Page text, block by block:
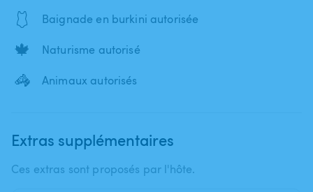
🩱 Baignade en burkini autorisée
🍁 Naturisme autorisé
🦓 Animaux autorisés
Extras supplémentaires
Ces extras sont proposés par l'hôte.